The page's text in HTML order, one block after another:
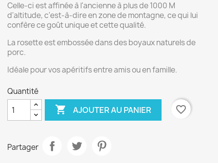
Celle-ci est affinée à l'ancienne à plus de 1000 M
d'altitude, c'est-à-dire en zone de montagne, ce qui lui
confère ce goût unique et cette qualité.
La rosette est embossée dans des boyaux naturels de
porc.
Idéale pour vos apéritifs entre amis ou en famille.
Quantité
 AJOUTER AU PANIER favorite_border
Partager